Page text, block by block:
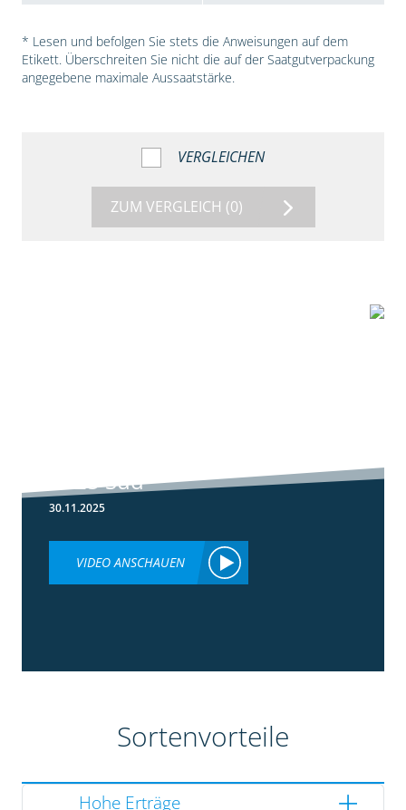
* Lesen und befolgen Sie stets die Anweisungen auf dem
Etikett. Überschreiten Sie nicht die auf der Saatgutverpackung
angegebene maximale Aussaatstärke.
VERGLEICHEN
ZUM VERGLEICH (0)
2025 Süd
30.11.2025
VIDEO ANSCHAUEN
Sortenvorteile
Hohe Erträge